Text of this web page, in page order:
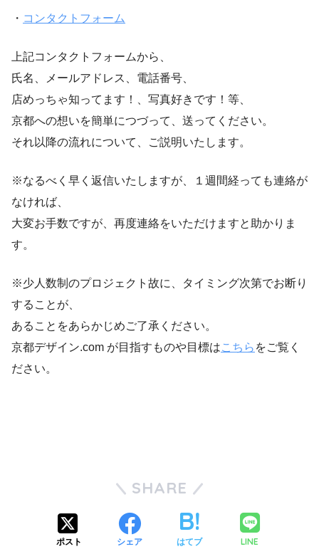
・ コンタクトフォーム
上記コンタクトフォームから、
氏名、メールアドレス、電話番号、
店めっちゃ知ってます！、写真好きです！等、
京都への想いを簡単につづって、送ってください。
それ以降の流れについて、ご説明いたします。
※なるべく早く返信いたしますが、１週間経っても連絡が
なければ、
大変お手数ですが、再度連絡をいただけますと助かりま
す。
※少人数制のプロジェクト故に、タイミング次第でお断り
することが、
あることをあらかじめご了承ください。
京都デザイン.com が目指すものや目標はこちら をご覧く
ださい。
SHARE
ポスト シェア はてブ LINE